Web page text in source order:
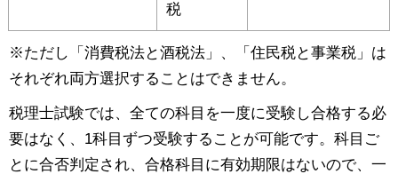
税
※ただし「消費税法と酒税法」、「住民税と事業税」は
それぞれ両方選択することはできません。
税理士試験では、全ての科目を一度に受験し合格する必
要はなく、1科目ずつ受験することが可能です。科目ご
とに合否判定され、合格科目に有効期限はないので、一